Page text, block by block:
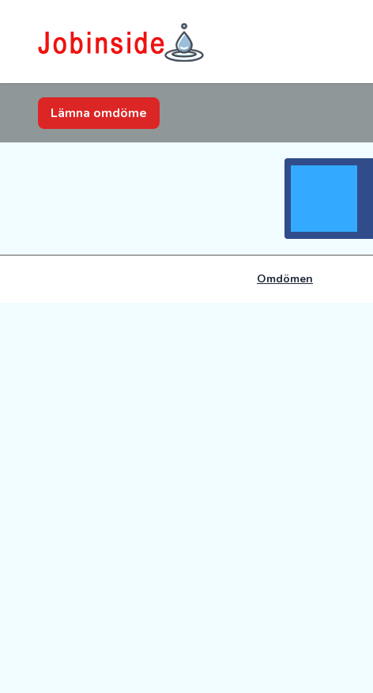
Lämna omdöme
Omdömen